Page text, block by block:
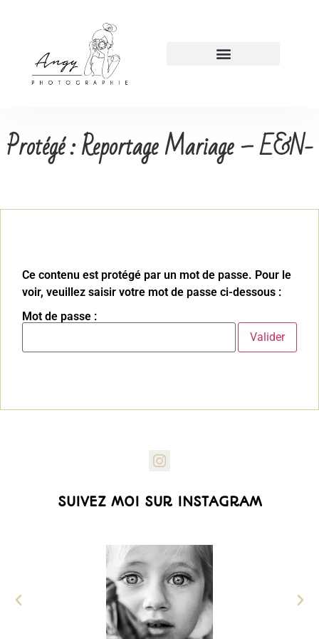
Protégé : Reportage Mariage – E&N-
Ce contenu est protégé par un mot de passe. Pour le
voir, veuillez saisir votre mot de passe ci-dessous :
Mot de passe :
SUIVEZ MOI SUR INSTAGRAM